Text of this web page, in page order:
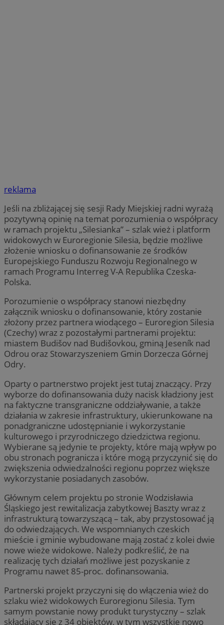
reklama
Jeśli na zbliżającej się sesji Rady Miejskiej radni wyrażą
pozytywną opinię na temat porozumienia o współpracy
w ramach projektu „Silesianka” – szlak wież i platform
widokowych w Euroregionie Silesia, będzie możliwe
złożenie wniosku o dofinansowanie ze środków
Europejskiego Funduszu Rozwoju Regionalnego w
ramach Programu Interreg V-A Republika Czeska-
Polska.
Porozumienie o współpracy stanowi niezbędny
załącznik wniosku o dofinansowanie, który zostanie
złożony przez partnera wiodącego – Euroregion Silesia
(Czechy) wraz z pozostałymi partnerami projektu:
miastem Budišov nad Budišovkou, gminą Jeseník nad
Odrou oraz Stowarzyszeniem Gmin Dorzecza Górnej
Odry.
Oparty o partnerstwo projekt jest tutaj znaczący. Przy
wyborze do dofinansowania duży nacisk kładziony jest
na faktyczne transgraniczne oddziaływanie, a także
działania w zakresie infrastruktury, ukierunkowane na
ponadgraniczne udostępnianie i wykorzystanie
kulturowego i przyrodniczego dziedzictwa regionu.
Wybierane są jedynie te projekty, które mają wpływ po
obu stronach pogranicza i które mogą przyczynić się do
zwiększenia odwiedzalności regionu poprzez większe
wykorzystanie posiadanych zasobów.
Głównym celem projektu po stronie Wodzisławia
Śląskiego jest rewitalizacja zabytkowej Baszty wraz z
infrastrukturą towarzyszącą – tak, aby przystosować ją
do odwiedzających. We wspomnianych czeskich
mieście i gminie wybudowane mają zostać z kolei dwie
nowe wieże widokowe. Należy podkreślić, że na
realizację tych działań możliwe jest pozyskanie z
Programu nawet 85-proc. dofinansowania.
Partnerski projekt przyczyni się do włączenia wież do
szlaku wież widokowych Euroregionu Silesia. Tym
samym powstanie nowy produkt turystyczny – szlak
składający się z 34 obiektów, w tym wszystkie nowo